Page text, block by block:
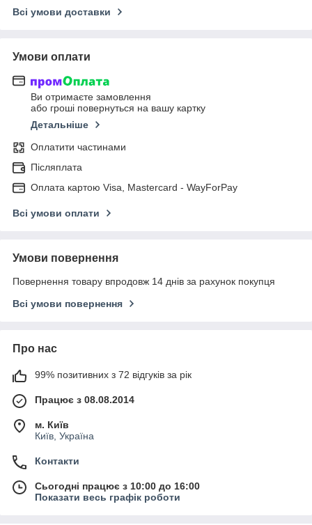
Всі умови доставки
Умови оплати
Ви отримаєте замовлення
або гроші повернуться на вашу картку
Детальніше
Оплатити частинами
Післяплата
Оплата картою Visa, Mastercard - WayForPay
Всі умови оплати
Умови повернення
Повернення товару впродовж 14 днів за рахунок покупця
Всі умови повернення
Про нас
99% позитивних з 72 відгуків за рік
Працює з 08.08.2014
м. Київ
Київ, Україна
Контакти
Сьогодні працює з 10:00 до 16:00
Показати весь графік роботи